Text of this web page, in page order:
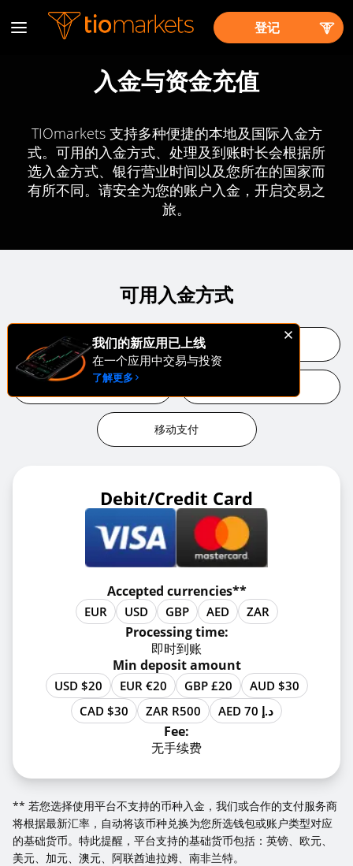
登记
入金与资金充值
TIOmarkets 支持多种便捷的本地及国际入金方
式。可用的入金方式、处理及到账时长会根据所
选入金方式、银行营业时间以及您所在的国家而
有所不同。请安全为您的账户入金，开启交易之
旅。
可用入金方式
Debit/Credit Card
电子钱包
移动支付
Debit/Credit Card
Accepted currencies**
EUR USD GBP AED ZAR
Processing time:
即时到账
Min deposit amount
USD $20 EUR €20 GBP £20
AUD $30
CAD $30
ZAR R500 AED 70 د.إ
Fee:
无手续费
** 若您选择使用平台不支持的币种入金，我们或合作的支付服务商
将根据最新汇率，自动将该币种兑换为您所选钱包或账户类型对应
的基础货币。特此提醒，平台支持的基础货币包括：英镑、欧元、
美元、加元、澳元、阿联酋迪拉姆、南非兰特。
我们的新应用已上线
在一个应用中交易与投资
了解更多